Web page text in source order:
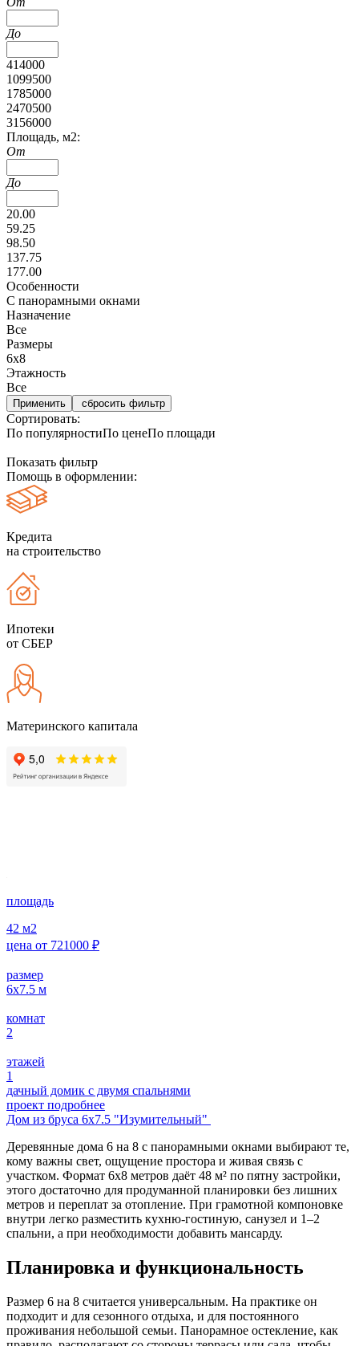
До
414000
1099500
1785000
2470500
3156000
Площадь, м2:
От
До
20.00
59.25
98.50
137.75
177.00
Особенности
С панорамными окнами
Назначение
Все
Размеры
6х8
Этажность
Все
сбросить фильтр
Сортировать:
По популярностиПо ценеПо площади
Показать фильтр
Помощь в оформлении:
Кредита
на строительство
Ипотеки
от СБЕР
Материнского капитала
площадь
42 м2
цена от 721000 ₽
размер
6х7.5 м
комнат
2
этажей
1
дачный домик с двумя спальнями
проект подробнее
Дом из бруса 6х7.5 "Изумительный"
Деревянные дома 6 на 8 с панорамными окнами выбирают те,
кому важны свет, ощущение простора и живая связь с
участком. Формат 6х8 метров даёт 48 м² по пятну застройки,
этого достаточно для продуманной планировки без лишних
метров и переплат за отопление. При грамотной компоновке
внутри легко разместить кухню-гостиную, санузел и 1–2
спальни, а при необходимости добавить мансарду.
Планировка и функциональность
Размер 6 на 8 считается универсальным. На практике он
подходит и для сезонного отдыха, и для постоянного
проживания небольшой семьи. Панорамное остекление, как